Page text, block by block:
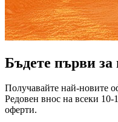
Бъдете първи
Получавайте най-новите
Редовен внос на всеки
оферти.